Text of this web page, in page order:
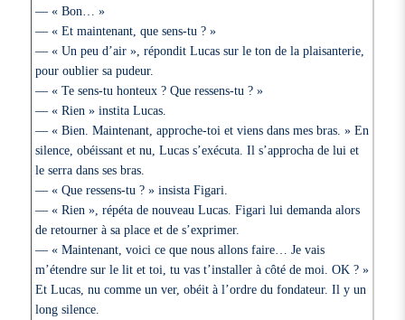
— « Bon… »
— « Et maintenant, que sens-tu ? »
— « Un peu d’air », répondit Lucas sur le ton de la plaisanterie,
pour oublier sa pudeur.
— « Te sens-tu honteux ? Que ressens-tu ? »
— « Rien » instita Lucas.
— « Bien. Maintenant, approche-toi et viens dans mes bras. » En
silence, obéissant et nu, Lucas s’exécuta. Il s’approcha de lui et
le serra dans ses bras.
— « Que ressens-tu ? » insista Figari.
— « Rien », répéta de nouveau Lucas. Figari lui demanda alors
de retourner à sa place et de s’exprimer.
— « Maintenant, voici ce que nous allons faire… Je vais
m’étendre sur le lit et toi, tu vas t’installer à côté de moi. OK ? »
Et Lucas, nu comme un ver, obéit à l’ordre du fondateur. Il y un
long silence.